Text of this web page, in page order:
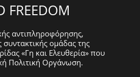
FREEDOM
αντιπληροφόρησης,
ομάδας της
«Γη και Ελευθερία» που
Πολιτική Οργάνωση.